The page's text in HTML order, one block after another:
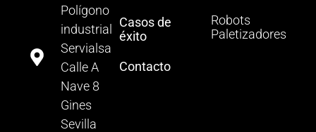
Polígono
industrial
Servialsa
Calle A
Nave 8
Gines
Sevilla
Casos de
éxito
Contacto
Robots
Paletizadores